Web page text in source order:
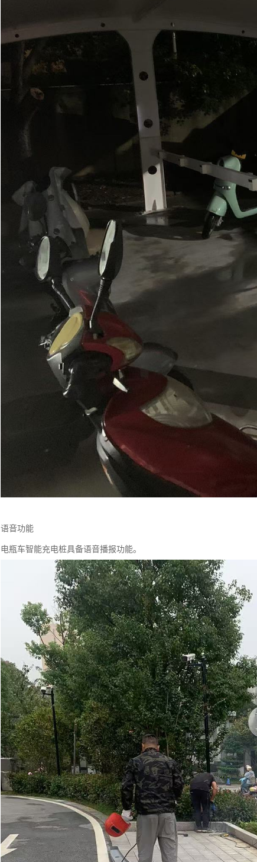
语音功能
电瓶车智能充电桩具备语音播报功能。